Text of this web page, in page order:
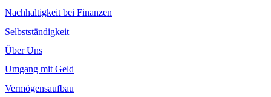
Nachhaltigkeit bei Finanzen
Selbstständigkeit
Über Uns
Umgang mit Geld
Vermögensaufbau